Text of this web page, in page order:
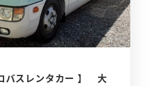
バスレンタカー 】 大